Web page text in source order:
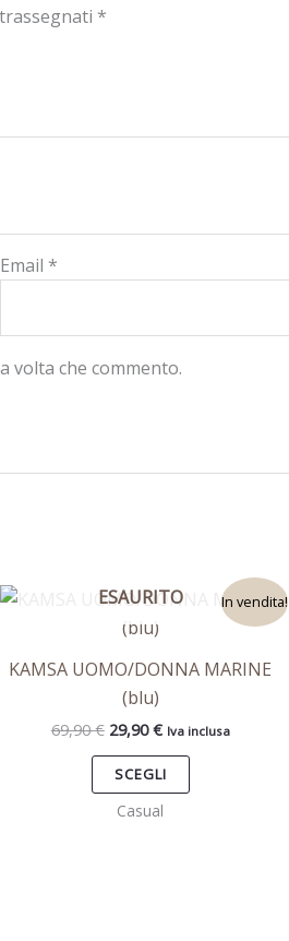
*
Email *
volta che commento.
In vendita!
ESAURITO
KAMSA UOMO/DONNA MARINE
(blu)
69,90€
Il
originale
69,90 €.
29,90€
Il
29,90 €.
Iva inclusa
SCEGLI
Questo
prodotto
più
Le
possono
Casual